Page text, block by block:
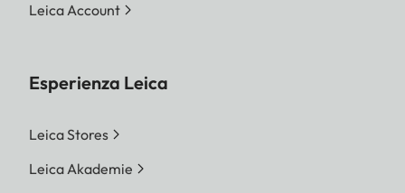
Leica Account
Esperienza Leica
Leica Stores
Leica Akademie